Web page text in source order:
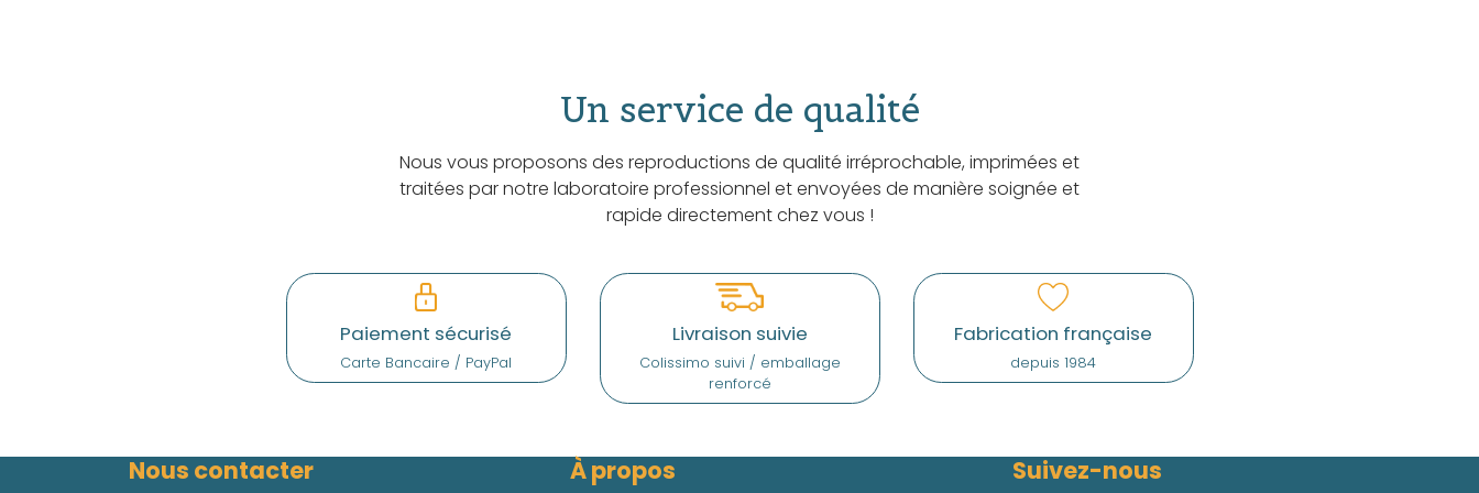
Un service de qualité
Nous vous proposons des reproductions de qualité irréprochable, imprimées et
traitées par notre laboratoire professionnel et envoyées de manière soignée et
rapide directement chez vous !
Paiement sécurisé
Carte Bancaire / PayPal
Livraison suivie
Colissimo suivi / emballage
renforcé
Fabrication française
depuis 1984
Nous contacter À propos Suivez-nous